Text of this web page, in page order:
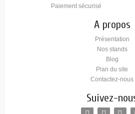
Paiement sécurisé
A propos
Présentation
Nos stands
Blog
Plan du site
Contactez-nous
Suivez-